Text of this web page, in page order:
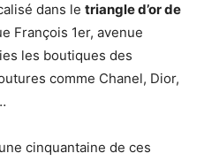
dans le triangle d’or de
François 1er, avenue
les boutiques des
comme Chanel, Dior,
cinquantaine de ces